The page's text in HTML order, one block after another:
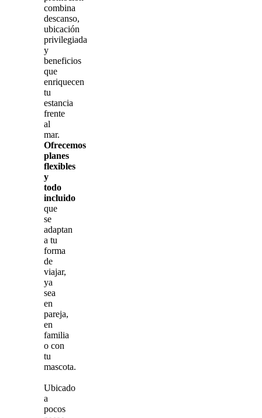
combina
descanso,
ubicación
privilegiada
y
beneficios
que
enriquecen
tu
estancia
frente
al
mar.
Ofrecemos
planes
flexibles
y
todo
incluido
que
se
adaptan
a tu
forma
de
viajar,
ya
sea
en
pareja,
en
familia
o con
tu
mascota.
Ubicado
a
pocos